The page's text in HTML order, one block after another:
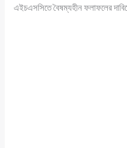
এইচএসসিতে বৈষম্যহীন ফলাফলের